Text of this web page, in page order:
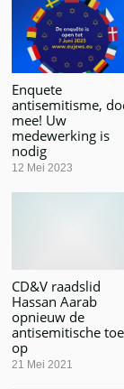
Enquete
antisemitisme,
mee! Uw
medewerking is
nodig
12 Mei 2023
CD&V raadslid
Hassan Aarab
opnieuw de
antisemitische
op
21 Mei 2021